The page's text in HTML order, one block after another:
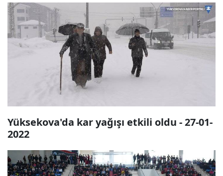
Yüksekova'da kar yağışı etkili oldu - 27-01-
2022